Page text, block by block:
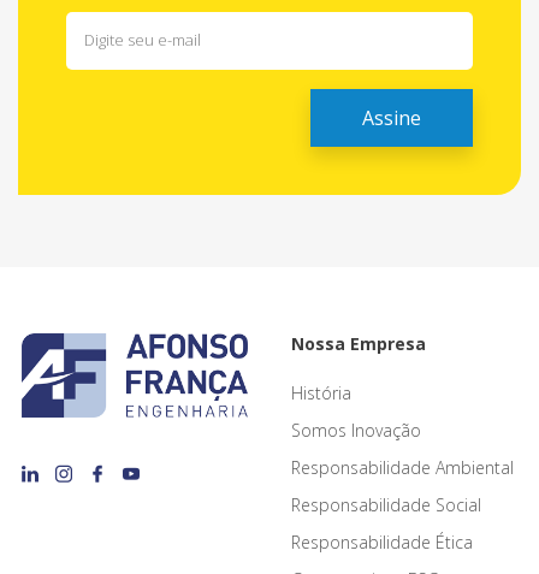
Nossa Empresa
História
Somos Inovação
Responsabilidade Ambiental
Responsabilidade Social
Responsabilidade Ética